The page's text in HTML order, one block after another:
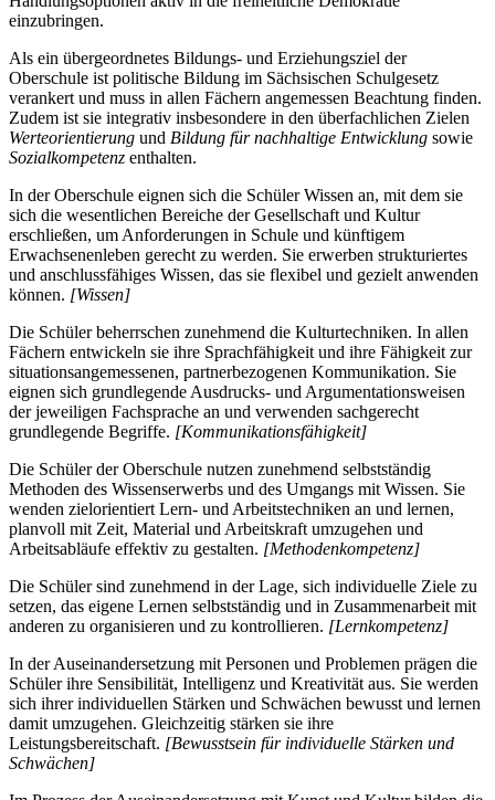
einzubringen.
Als ein übergeordnetes Bildungs- und Erziehungsziel der
Oberschule ist politische Bildung im Sächsischen Schulgesetz
verankert und muss in allen Fächern angemessen Beachtung finden.
Zudem ist sie integrativ insbesondere in den überfachlichen Zielen
Werteorientierung und Bildung für nachhaltige Entwicklung sowie
Sozialkompetenz enthalten.
In der Oberschule eignen sich die Schüler Wissen an, mit dem sie
sich die wesentlichen Bereiche der Gesellschaft und Kultur
erschließen, um Anforderungen in Schule und künftigem
Erwachsenenleben gerecht zu werden. Sie erwerben strukturiertes
und anschlussfähiges Wissen, das sie flexibel und gezielt anwenden
können. [Wissen]
Die Schüler beherrschen zunehmend die Kulturtechniken. In allen
Fächern entwickeln sie ihre Sprachfähigkeit und ihre Fähigkeit zur
situationsangemessenen, partnerbezogenen Kommunikation. Sie
eignen sich grundlegende Ausdrucks- und Argumentationsweisen
der jeweiligen Fachsprache an und verwenden sachgerecht
grundlegende Begriffe. [Kommunikationsfähigkeit]
Die Schüler der Oberschule nutzen zunehmend selbstständig
Methoden des Wissenserwerbs und des Umgangs mit Wissen. Sie
wenden zielorientiert Lern- und Arbeitstechniken an und lernen,
planvoll mit Zeit, Material und Arbeitskraft umzugehen und
Arbeitsabläufe effektiv zu gestalten. [Methodenkompetenz]
Die Schüler sind zunehmend in der Lage, sich individuelle Ziele zu
setzen, das eigene Lernen selbstständig und in Zusammenarbeit mit
anderen zu organisieren und zu kontrollieren. [Lernkompetenz]
In der Auseinandersetzung mit Personen und Problemen prägen die
Schüler ihre Sensibilität, Intelligenz und Kreativität aus. Sie werden
sich ihrer individuellen Stärken und Schwächen bewusst und lernen
damit umzugehen. Gleichzeitig stärken sie ihre
Leistungsbereitschaft. [Bewusstsein für individuelle Stärken und
Schwächen]